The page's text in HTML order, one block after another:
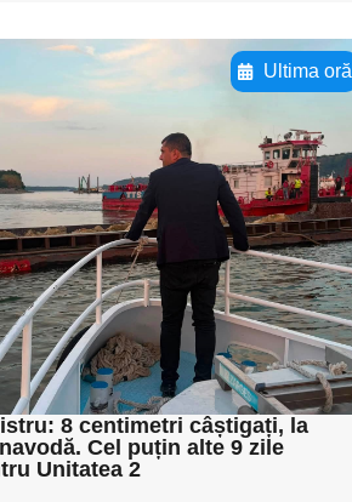
Ultima oră
aici textul
aici
pentru
aici
pentru
aici
pentru subti
8 centimetri câștigați, la
Cel puțin alte 9 zile
Unitatea 2